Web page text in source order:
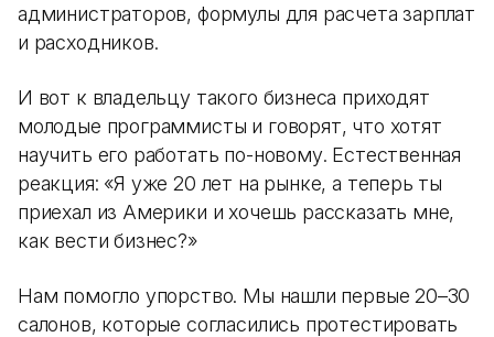
администраторов, формулы для расчета зарплат
и расходников.
И вот к владельцу такого бизнеса приходят
молодые программисты и говорят, что хотят
научить его работать по-новому. Естественная
реакция: «Я уже 20 лет на рынке, а теперь ты
приехал из Америки и хочешь рассказать мне,
как вести бизнес?»
Нам помогло упорство. Мы нашли первые 20–30
салонов, которые согласились протестировать